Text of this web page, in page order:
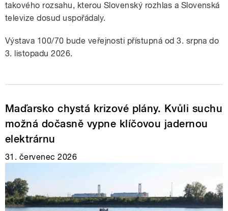
takového rozsahu, kterou Slovenský rozhlas a Slovenská
televize dosud uspořádaly.
Výstava 100/70 bude veřejnosti přístupná od 3. srpna do
3. listopadu 2026.
Maďarsko chystá krizové plány. Kvůli suchu
možná dočasně vypne klíčovou jadernou
elektrárnu
31. červenec 2026